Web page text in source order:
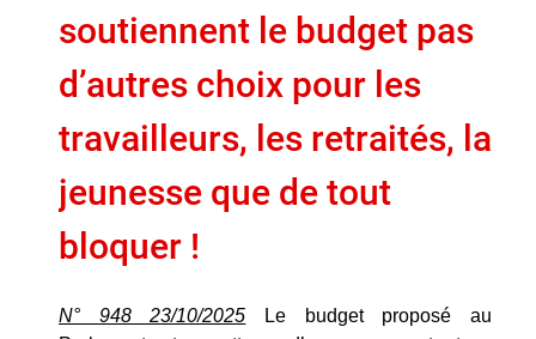
soutiennent le budget pas
d’autres choix pour les
travailleurs, les retraités, la
jeunesse que de tout
bloquer !
N° 948 23/10/2025 Le budget proposé au